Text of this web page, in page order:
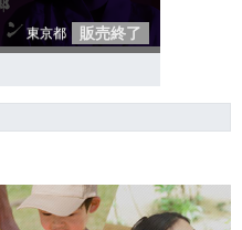
東京都 販売終了